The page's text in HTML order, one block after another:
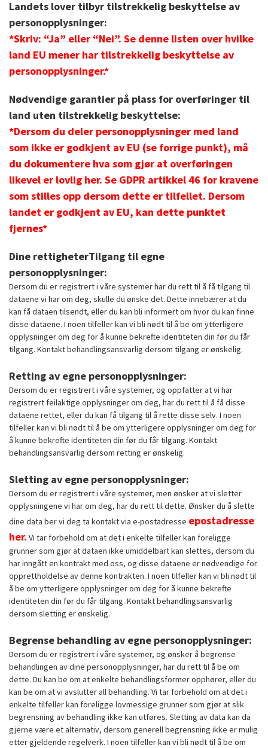
Landets lover tilbyr tilstrekkelig beskyttelse av
personopplysninger:
*Skriv: “Ja” eller “Nei”. Se denne listen over hvilke
land EU mener har tilstrekkelig beskyttelse av
personopplysninger.*
Nødvendige garantier på plass for overføringer til
land uten tilstrekkelig beskyttelse:
*Dersom du deler personopplysninger med land
som ikke er godkjent av EU (se forrige punkt), må
du dokumentere hva som gjør at overføringen
likevel er lovlig her. Se GDPR artikkel 46 for kravene
som stilles opp dersom dette er tilfellet. Dersom
landet er godkjent av EU, kan dette punktet
fjernes*
Dine rettigheterTilgang til egne
personopplysninger:
Dersom du er registrert i våre systemer har du rett til å få tilgang til
dataene vi har om deg, skulle du ønske det. Dette innebærer at du
kan få dataen tilsendt, eller du kan bli informert om hvor du kan finne
disse dataene. I noen tilfeller kan vi bli nødt til å be om ytterligere
opplysninger om deg for å kunne bekrefte identiteten din før du får
tilgang. Kontakt behandlingsansvarlig dersom tilgang er ønskelig.
Retting av egne personopplysninger:
Dersom du er registrert i våre systemer, og oppfatter at vi har
registrert feilaktige opplysninger om deg, har du rett til å få disse
dataene rettet, eller du kan få tilgang til å rette disse selv. I noen
tilfeller kan vi bli nødt til å be om ytterligere opplysninger om deg for
å kunne bekrefte identiteten din før du får tilgang. Kontakt
behandlingsansvarlig dersom retting er ønskelig.
Sletting av egne personopplysninger:
Dersom du er registrert i våre systemer, men ønsker at vi sletter
opplysningene vi har om deg, har du rett til dette. Ønsker du å slette
dine data ber vi deg ta kontakt via e-postadresse epostadresse
her. Vi tar forbehold om at det i enkelte tilfeller kan foreligge
grunner som gjør at dataen ikke umiddelbart kan slettes, dersom du
har inngått en kontrakt med oss, og disse dataene er nødvendige for
opprettholdelse av denne kontrakten. I noen tilfeller kan vi bli nødt til
å be om ytterligere opplysninger om deg for å kunne bekrefte
identiteten din før du får tilgang. Kontakt behandlingsansvarlig
dersom sletting er ønskelig.
Begrense behandling av egne personopplysninger:
Dersom du er registrert i våre systemer, og ønsker å begrense
behandlingen av dine personopplysninger, har du rett til å be om
dette. Du kan be om at enkelte behandlingsformer opphører, eller du
kan be om at vi avslutter all behandling. Vi tar forbehold om at det i
enkelte tilfeller kan foreligge lovmessige grunner som gjør at slik
begrensning av behandling ikke kan utføres. Sletting av data kan da
gjerne være et alternativ, dersom generell begrensning ikke er mulig
etter gjeldende regelverk. I noen tilfeller kan vi bli nødt til å be om